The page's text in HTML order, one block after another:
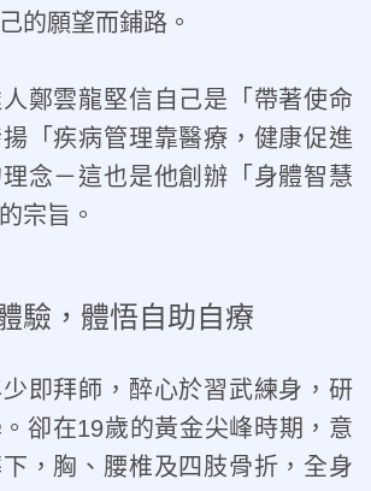
的願望而鋪路。
鄭雲龍堅信自己是「帶著使命
「疾病管理靠醫療，健康促進
念－這也是他創辦「身體智慧
宗旨。
驗，體悟自助自療
即拜師，醉心於習武練身，研
卻在19歲的黃金尖峰時期，意
，胸、腰椎及四肢骨折，全身